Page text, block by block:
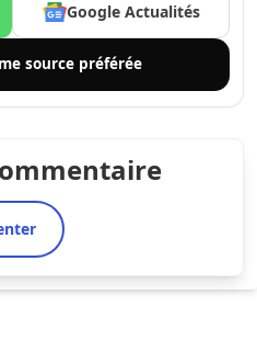
Google Actualités
source préférée